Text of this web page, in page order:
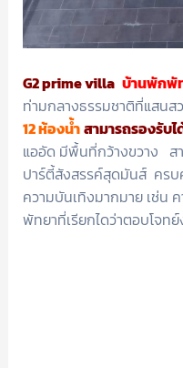
G2 prime villa บ้านพักพั
ท่ามกลางธรรมชาติที่แสน
12 ห้องน้ำสามารถรองรับ
แออัด มีพื้นที่กว้างขวาง ส
ปาร์ตี้สังสรรค์สุดมันส์ ครบ
ความบันเทิงมากมาย เช่น ค
พัทยาที่เรียกไดว่าตอบโจท